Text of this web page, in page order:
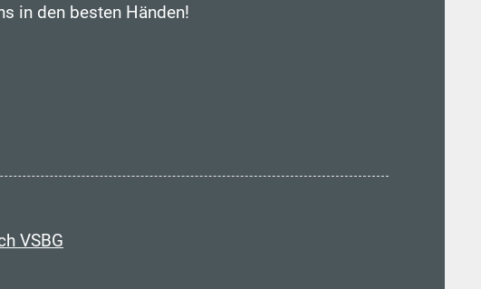
in den besten Händen!
VSBG